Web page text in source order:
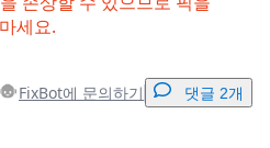
세요.
FixBot에 문의하기 댓글 2개